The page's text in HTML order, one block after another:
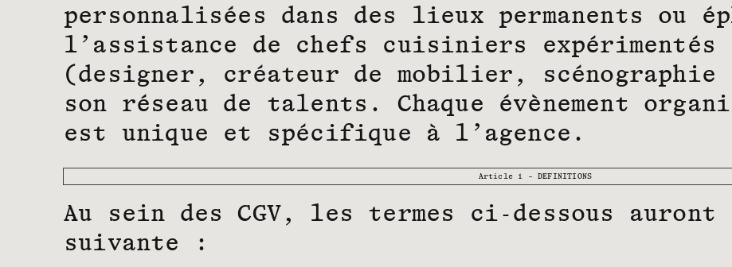
personnalisées dans des lieux permanents ou
l’assistance de chefs cuisiniers
(designer, créateur de mobilier, scénographie
son réseau de talents. Chaque évènement
est unique et spécifique à l’agence.
Article 1 – DEFINITIONS
Au sein des CGV, les termes ci-dessous
suivante :